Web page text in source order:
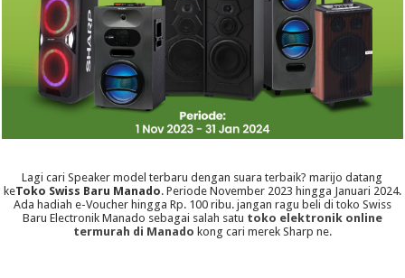
Lagi cari Speaker model terbaru dengan suara terbaik? marijo datang
keToko Swiss Baru Manado. Periode November 2023 hingga Januari 2024.
Ada hadiah e-Voucher hingga Rp. 100 ribu. jangan ragu beli di toko Swiss
Baru Electronik Manado sebagai salah satu toko elektronik online
termurah di Manado kong cari merek Sharp ne.